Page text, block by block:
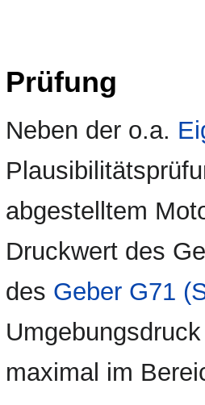
Prüfung
Neben der o.a.
abgestelltem
Druckwert des
des Geber G71
maximal im